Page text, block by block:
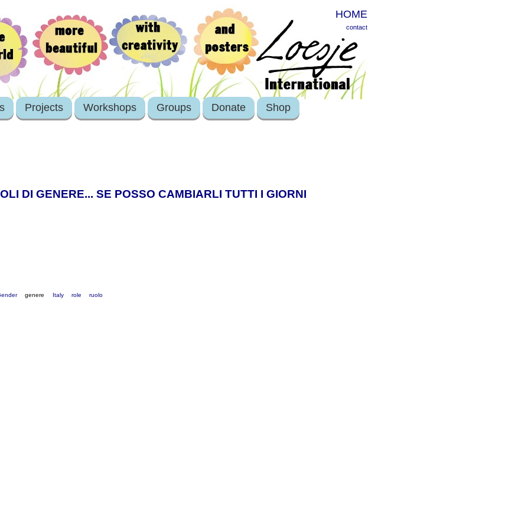
HOME
contact
Projects Workshops Groups Donate Shop
DI GENERE... SE POSSO CAMBIARLI TUTTI I GIORNI
genere Italy role ruolo